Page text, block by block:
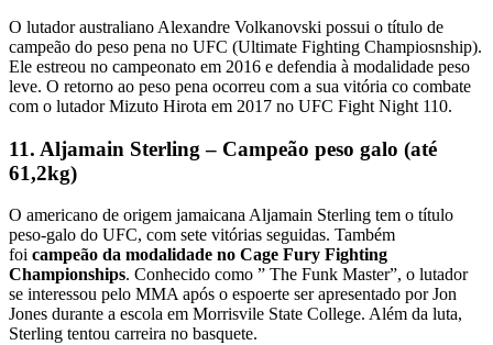
O lutador australiano Alexandre Volkanovski possui o título de
campeão do peso pena no UFC (Ultimate Fighting Champiosnship).
Ele estreou no campeonato em 2016 e defendia à modalidade peso
leve. O retorno ao peso pena ocorreu com a sua vitória co combate
com o lutador Mizuto Hirota em 2017 no UFC Fight Night 110.
11. Aljamain Sterling – Campeão peso galo (até
61,2kg)
O americano de origem jamaicana Aljamain Sterling tem o título
peso-galo do UFC, com sete vitórias seguidas. Também
foi campeão da modalidade no Cage Fury Fighting
Championships. Conhecido como ” The Funk Master”, o lutador
se interessou pelo MMA após o espoerte ser apresentado por Jon
Jones durante a escola em Morrisvile State College. Além da luta,
Sterling tentou carreira no basquete.